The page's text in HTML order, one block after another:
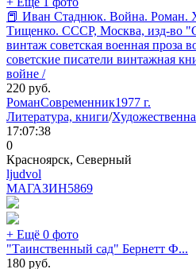
📕 Иван Стаднюк. Война. Роман.
Тищенко. СССР, Москва, изд-во
винтаж советская военная проза
советские писатели винтажная
войне /
220 руб.
РоманСовременник1977 г.
Литература, книги/
17:07:38
0
Красноярск, Северный
ljudvol
МАГАЗИН5869
+ Ещё 0 фото
"Таинственный сад" Бернетт Ф...
180 руб.